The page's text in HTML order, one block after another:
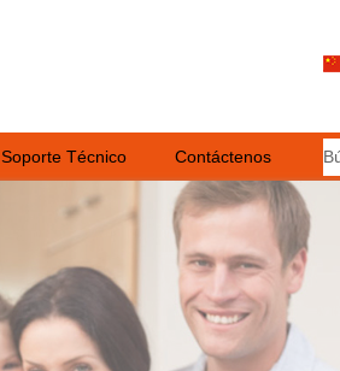
Soporte Técnico Contáctenos